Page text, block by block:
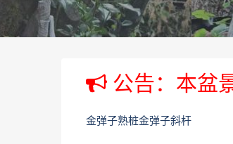
公告：本盆
金弹子熟桩金弹子斜杆